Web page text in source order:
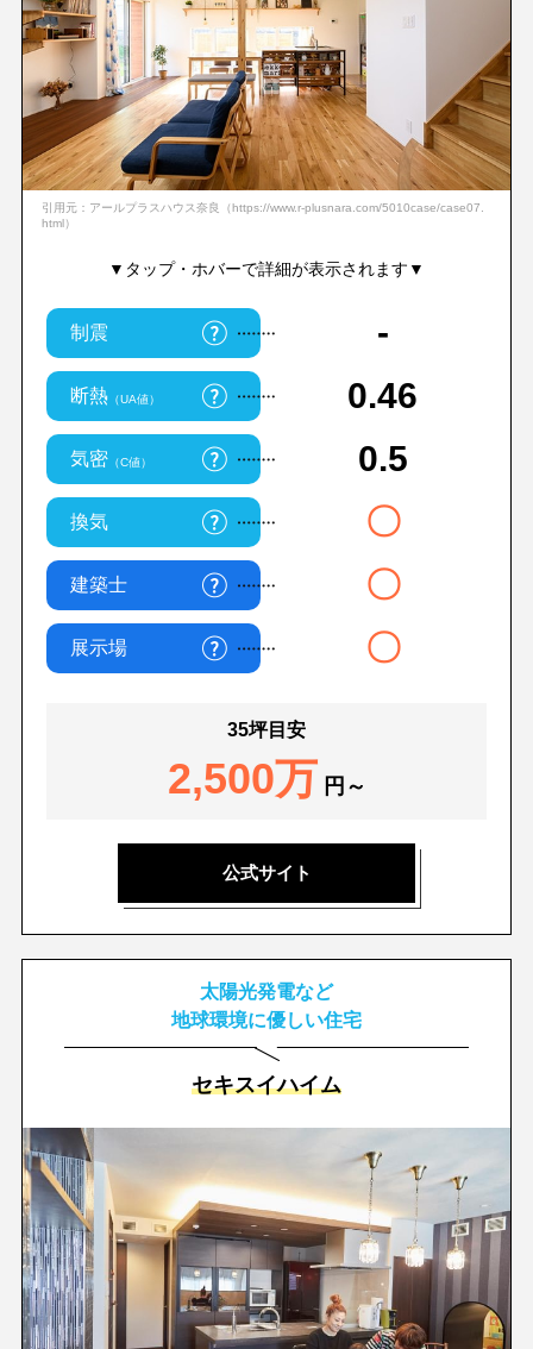
引用元：アールプラスハウス奈良（https://www.r-plusnara.com/5010case/case07.
html）
▼タップ・ホバーで詳細が表示されます▼
制震 -
断熱（UA値） 0.46
気密（C値） 0.5
換気 〇
建築士 〇
展示場 〇
35坪目安
2,500万 円～
公式サイト
太陽光発電など
地球環境に優しい住宅
セキスイハイム